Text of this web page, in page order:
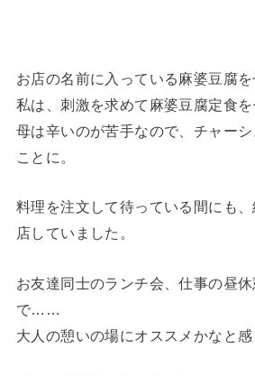
お店の名前に入っている麻婆豆腐を
私は、刺激を求めて麻婆豆腐定食を
母は辛いのが苦手なので、チャー
ことに。
料理を注文して待っている間にも
店していました。
お友達同士のランチ会、仕事の昼
で……
大人の憩いの場にオススメかなと感